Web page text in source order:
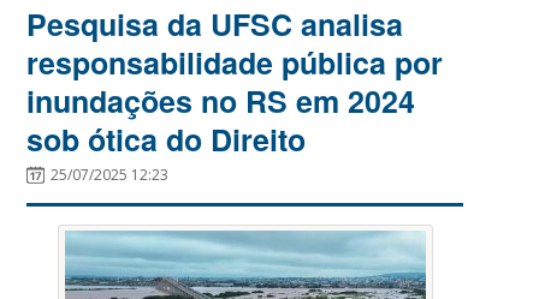
Pesquisa da UFSC analisa
responsabilidade pública por
inundações no RS em 2024
sob ótica do Direito
25/07/2025 12:23